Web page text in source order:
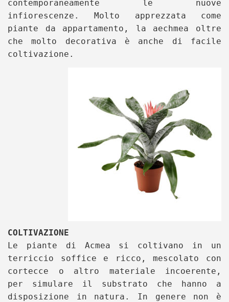
contemporaneamente le nuove
infiorescenze. Molto apprezzata come
piante da appartamento, la aechmea oltre
che molto decorativa è anche di facile
coltivazione.
COLTIVAZIONE
Le piante di Acmea si coltivano in un
terriccio soffice e ricco, mescolato con
cortecce o altro materiale incoerente,
per simulare il substrato che hanno a
disposizione in natura. In genere non è